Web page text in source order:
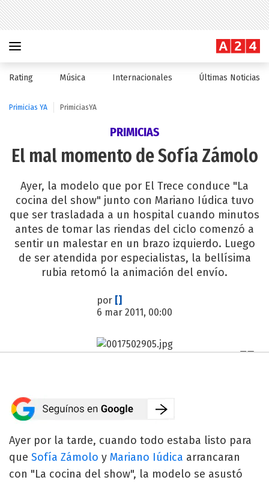
Rating Música Internacionales Últimas Noticias
Primicias YA PrimiciasYA
PRIMICIAS
El mal momento de Sofía Zámolo
Ayer, la modelo que por El Trece conduce "La
cocina del show" junto con Mariano Iúdica tuvo
que ser trasladada a un hospital cuando minutos
antes de tomar las riendas del ciclo comenzó a
sentir un malestar en un brazo izquierdo. Luego
de ser atendida por especialistas, la bellísima
rubia retomó la animación del envío.
por []
6 mar 2011, 00:00
Ayer por la tarde, cuando todo estaba listo para
que Sofía Zámolo y Mariano Iúdica arrancaran
con "La cocina del show", la modelo se asustó